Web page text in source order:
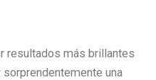
resultados más brillantes
una